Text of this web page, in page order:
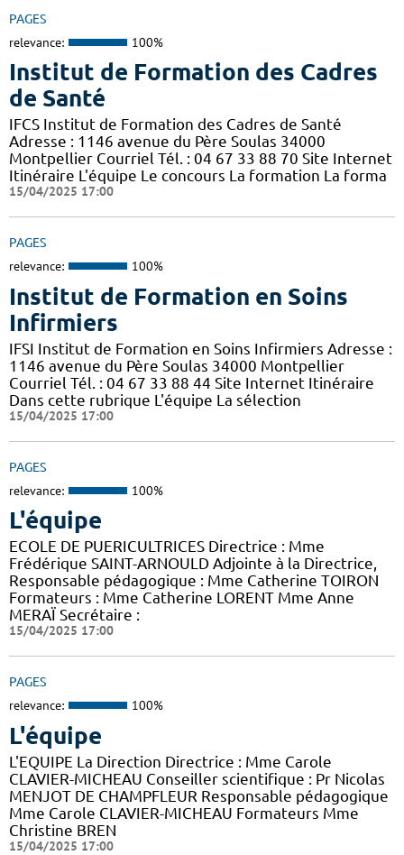
PAGES
relevance: 100%
Institut de Formation des Cadres
de Santé
IFCS Institut de Formation des Cadres de Santé
Adresse : 1146 avenue du Père Soulas 34000
Montpellier Courriel Tél. : 04 67 33 88 70 Site Internet
Itinéraire L'équipe Le concours La formation La forma
15/04/2025 17:00
PAGES
relevance: 100%
Institut de Formation en Soins
Infirmiers
IFSI Institut de Formation en Soins Infirmiers Adresse :
1146 avenue du Père Soulas 34000 Montpellier
Courriel Tél. : 04 67 33 88 44 Site Internet Itinéraire
Dans cette rubrique L'équipe La sélection
15/04/2025 17:00
PAGES
relevance: 100%
L'équipe
ECOLE DE PUERICULTRICES Directrice : Mme
Frédérique SAINT-ARNOULD Adjointe à la Directrice,
Responsable pédagogique : Mme Catherine TOIRON
Formateurs : Mme Catherine LORENT Mme Anne
MERAÏ Secrétaire :
15/04/2025 17:00
PAGES
relevance: 100%
L'équipe
L'EQUIPE La Direction Directrice : Mme Carole
CLAVIER-MICHEAU Conseiller scientifique : Pr Nicolas
MENJOT DE CHAMPFLEUR Responsable pédagogique
Mme Carole CLAVIER-MICHEAU Formateurs Mme
Christine BREN
15/04/2025 17:00